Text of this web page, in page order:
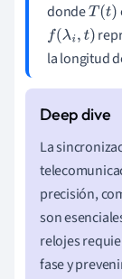
dondeT(t)
f(λi,t)
la longitud
La
precisión,
son
relojes
fase y